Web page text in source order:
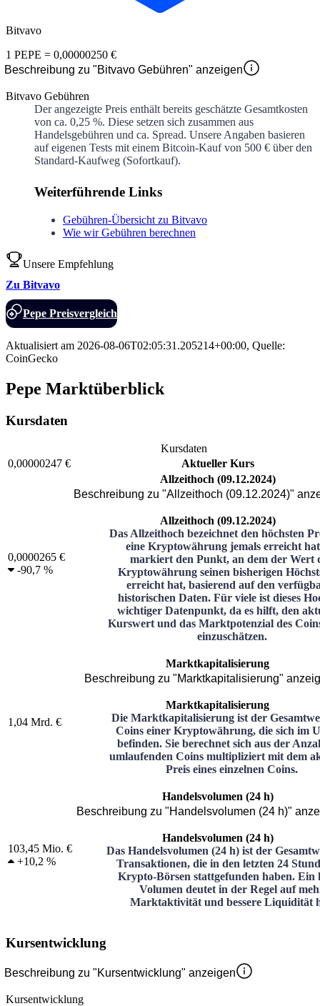
Bitvavo
1 PEPE = 0,00000250 €
Beschreibung zu "Bitvavo Gebühren" anzeigen
Bitvavo Gebühren
Der angezeigte Preis enthält bereits geschätzte Gesamtkosten
von ca. 0,25 %. Diese setzen sich zusammen aus
Handelsgebühren und ca. Spread. Unsere Angaben basieren
auf eigenen Tests mit einem Bitcoin-Kauf von 500 € über den
Standard-Kaufweg (Sofortkauf).
Weiterführende Links
Gebühren-Übersicht zu Bitvavo
Wie wir Gebühren berechnen
Unsere Empfehlung
Zu Bitvavo
Pepe Preisvergleich
Aktualisiert am 2026-08-06T02:05:31.205214+00:00, Quelle:
CoinGecko
Pepe Marktüberblick
Kursdaten
Kursdaten
0,00000247 €
Aktueller Kurs
0,0000265 €
-90,7 %
Allzeithoch (09.12.2024)
Beschreibung zu "Allzeithoch (09.12.2024)"
Allzeithoch (09.12.2024)
Das Allzeithoch bezeichnet den höchsten
eine Kryptowährung jemals erreicht
markiert den Punkt, an dem der Wert
Kryptowährung seinen bisherigen
erreicht hat, basierend auf den
historischen Daten. Für viele ist dieses
wichtiger Datenpunkt, da es hilft, den
Kurswert und das Marktpotenzial des
einzuschätzen.
1,04 Mrd. €
Marktkapitalisierung
Beschreibung zu "Marktkapitalisierung"
Marktkapitalisierung
Die Marktkapitalisierung ist der
Coins einer Kryptowährung, die sich im
befinden. Sie berechnet sich aus der
umlaufenden Coins multipliziert mit dem
Preis eines einzelnen Coins.
103,45 Mio. €
+10,2 %
Handelsvolumen (24 h)
Beschreibung zu "Handelsvolumen (24 h)"
Handelsvolumen (24 h)
Das Handelsvolumen (24 h) ist der
Transaktionen, die in den letzten 24
Krypto-Börsen stattgefunden haben. Ein
Volumen deutet in der Regel auf
Marktaktivität und bessere Liquidität
Kursentwicklung
Beschreibung zu "Kursentwicklung" anzeigen
Kursentwicklung